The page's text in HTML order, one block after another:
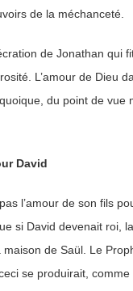
de la méchanceté.
de Jonathan qui
L’amour de Dieu
du point de vue
David
l’amour de son fils
si David devenait roi,
de Saül. Le
se produirait, comme